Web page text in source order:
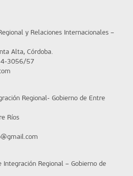
y Relaciones Internacionales –
Alta, Córdoba.
3056/57
Regional- Gobierno de Entre
Ríos
Integración Regional – Gobierno de